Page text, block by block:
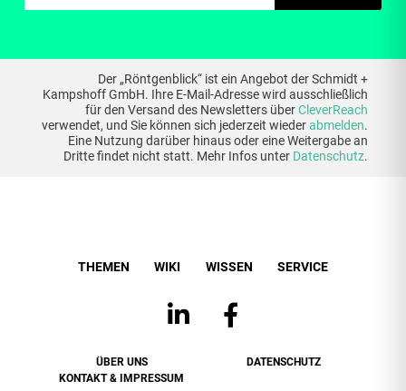
Der „Röntgenblick“ ist ein Angebot der Schmidt +
Kampshoff GmbH. Ihre E-Mail-Adresse wird ausschließlich
für den Versand des Newsletters überCleverReach
verwendet, und Sie können sich jederzeit wiederabmelden.
Eine Nutzung darüber hinaus oder eine Weitergabe an
Dritte findet nicht statt. Mehr Infos unter Datenschutz.
THEMEN WIKI WISSEN SERVICE
ÜBER UNS
KONTAKT & IMPRESSUM
DATENSCHUTZ